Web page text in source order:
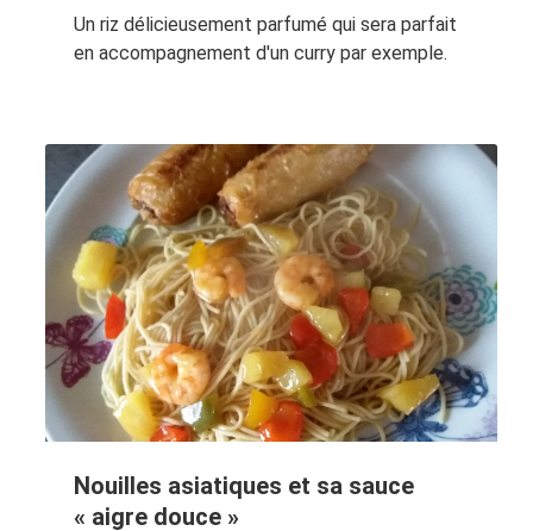
Un riz délicieusement parfumé qui sera parfait
en accompagnement d'un curry par exemple.
Nouilles asiatiques et sa sauce
« aigre douce »